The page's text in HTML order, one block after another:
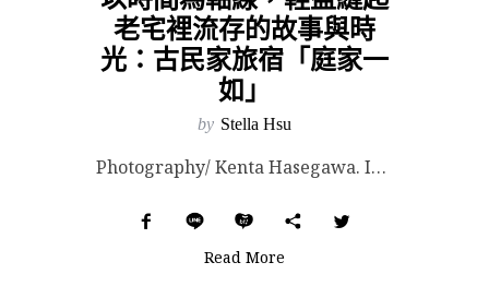
老宅裡流存的故事與時
光：古民家旅宿「庭家一
如」
by Stella Hsu
Photography/ Kenta Hasegawa. Images Courtesy of NY...
Read More